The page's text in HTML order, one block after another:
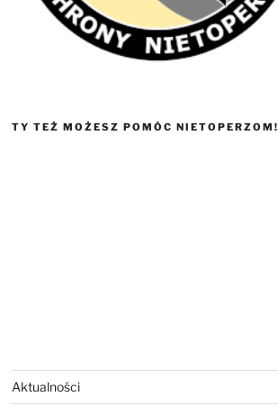
TY TEŻ MOŻESZ POMÓC NIETOPERZOM!
Aktualności